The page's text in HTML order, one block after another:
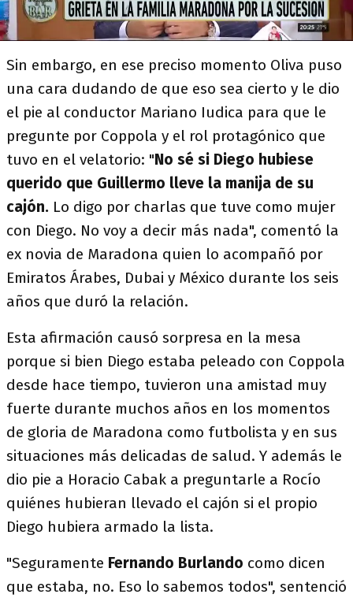
Sin embargo, en ese preciso momento Oliva puso
una cara dudando de que eso sea cierto y le dio
el pie al conductor Mariano Iudica para que le
pregunte por Coppola y el rol protagónico que
tuvo en el velatorio: "No sé si Diego hubiese
querido que Guillermo lleve la manija de su
cajón. Lo digo por charlas que tuve como mujer
con Diego. No voy a decir más nada", comentó la
ex novia de Maradona quien lo acompañó por
Emiratos Árabes, Dubai y México durante los seis
años que duró la relación.
Esta afirmación causó sorpresa en la mesa
porque si bien Diego estaba peleado con Coppola
desde hace tiempo, tuvieron una amistad muy
fuerte durante muchos años en los momentos
de gloria de Maradona como futbolista y en sus
situaciones más delicadas de salud. Y además le
dio pie a Horacio Cabak a preguntarle a Rocío
quiénes hubieran llevado el cajón si el propio
Diego hubiera armado la lista.
"Seguramente Fernando Burlando como dicen
que estaba, no. Eso lo sabemos todos", sentenció